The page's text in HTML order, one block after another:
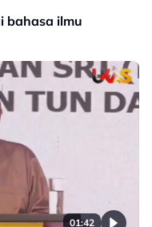
bahasa ilmu
01:42